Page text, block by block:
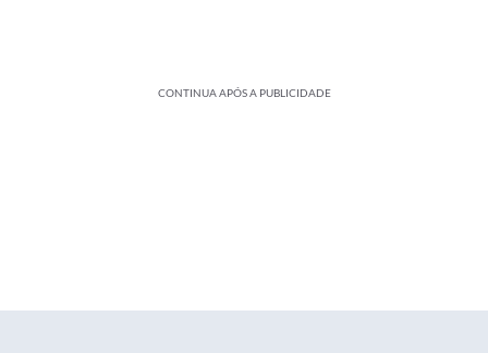
CONTINUA APÓS A PUBLICIDADE